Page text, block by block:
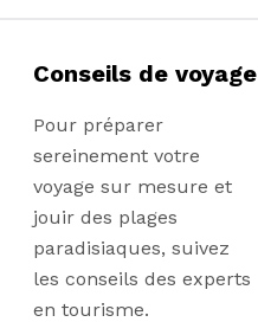
Conseils de voyage
Pour préparer
sereinement votre
voyage sur mesure et
jouir des plages
paradisiaques, suivez
les conseils des experts
en tourisme.